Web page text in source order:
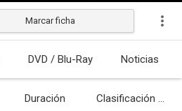
Estrenada
Marcar ficha
DVD / Blu-Ray Noticias
Duración Clasificación por edades